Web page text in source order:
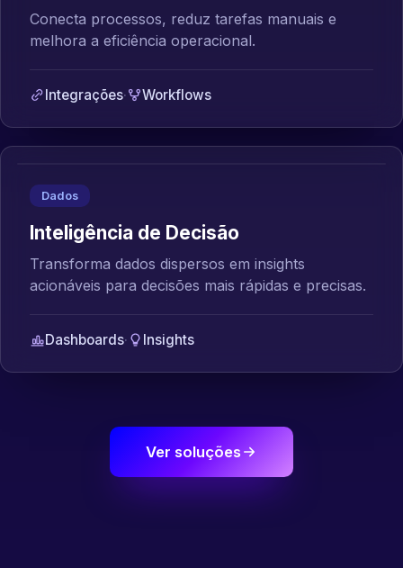
Conecta processos, reduz tarefas manuais e
melhora a eficiência operacional.
Integrações· Workflows
Dados
Inteligência de Decisão
Transforma dados dispersos em insights
acionáveis para decisões mais rápidas e precisas.
Dashboards· Insights
Ver soluções